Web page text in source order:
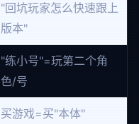
"回坑玩家怎么快速跟上
版本"
"练小号"=玩第二个角
色/号
买游戏=买"本体"